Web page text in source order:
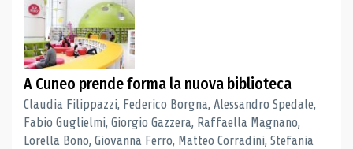
A Cuneo prende forma la nuova biblioteca
Claudia Filippazzi, Federico Borgna, Alessandro Spedale,
Fabio Guglielmi, Giorgio Gazzera, Raffaella Magnano,
Lorella Bono, Giovanna Ferro, Matteo Corradini, Stefania